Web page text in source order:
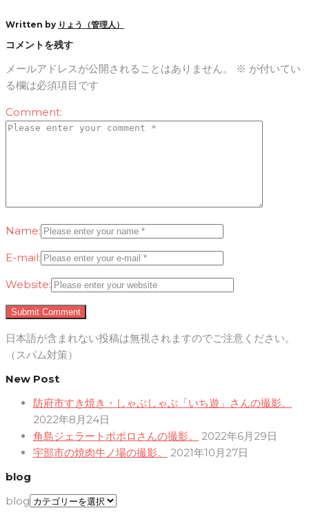
Written by りょう（管理人）
コメントを残す
メールアドレスが公開されることはありません。 ※ が付いてい
る欄は必須項目です
Comment:
Name:
E-mail:
Website:
日本語が含まれない投稿は無視されますのでご注意ください。
（スパム対策）
New Post
防府市すき焼き・しゃぶしゃぶ「いち遊」さんの撮影。
2022年8月24日
角島ジェラートポポロさんの撮影。
2022年6月29日
宇部市の焼肉牛ノ場の撮影。
2021年10月27日
blog
blog